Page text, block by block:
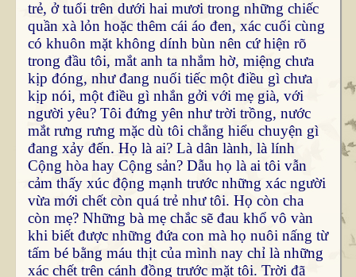
trẻ, ở tuổi trên dưới hai mươi trong những chiếc
quần xà lỏn hoặc thêm cái áo đen, xác cuối cùng
có khuôn mặt không dính bùn nên cứ hiện rõ
trong đầu tôi, mắt anh ta nhắm hờ, miệng chưa
kịp đóng, như đang nuối tiếc một điều gì chưa
kịp nói, một điều gì nhắn gởi với mẹ già, với
người yêu? Tôi đứng yên như trời trồng, nước
mắt rưng rưng mặc dù tôi chẳng hiểu chuyện gì
đang xảy đến. Họ là ai? Là dân lành, là lính
Cộng hòa hay Cộng sản? Dẫu họ là ai tôi vẫn
cảm thấy xúc động mạnh trước những xác người
vừa mới chết còn quá trẻ như tôi. Họ còn cha
còn mẹ? Những bà mẹ chắc sẽ đau khổ vô vàn
khi biết được những đứa con mà họ nuôi nấng từ
tấm bé bằng máu thịt của mình nay chỉ là những
xác chết trên cánh đồng trước mặt tôi. Trời đã